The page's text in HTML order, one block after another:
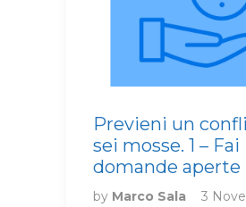
Previeni un
sei mosse. 1 – Fai
domande aperte
by Marco Sala
3